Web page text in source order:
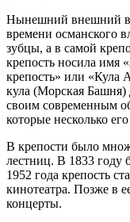
Нынешний внешний
времени османского
зубцы, а в самой
крепость носила имя
крепость» или «Кула
кула (Морская Башня)
своим современным
которые несколько
В крепости было
лестниц. В 1833 году
1952 года крепость
кинотеатра. Позже в
концерты.